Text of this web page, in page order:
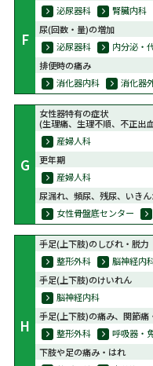
F
泌尿器科
腎臓内科
尿(回数・量)の増加
泌尿器科
内分泌・
排便時の痛み
消化器内科
消化器
G
女性器特有の症状
(生理痛、生理不順、不正出
産婦人科
更年期
産婦人科
尿漏れ、頻尿、残尿、いき
女性骨盤底センター
H
手足(上下肢)のしびれ・脱力
整形外科
脳神経内
手足(上下肢)のけいれん
脳神経内科
手足(上下肢)の痛み、関節痛
整形外科
呼吸器・
下肢や足の痛み・はれ